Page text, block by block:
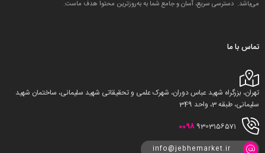
می‌باشد. دسترسی سریع، آسان و جامع شما به به‌روزترین محتوا هدف ماست.
تماس با ما
تهران، بزرگراه شهید عباس دوران، شهرک علمی و تحقیقاتی شهید سلیمانی، ساختمان شهید
سلیمانی، طبقه 3، واحد 349
0098 9303156571
info@jebhemarket.ir